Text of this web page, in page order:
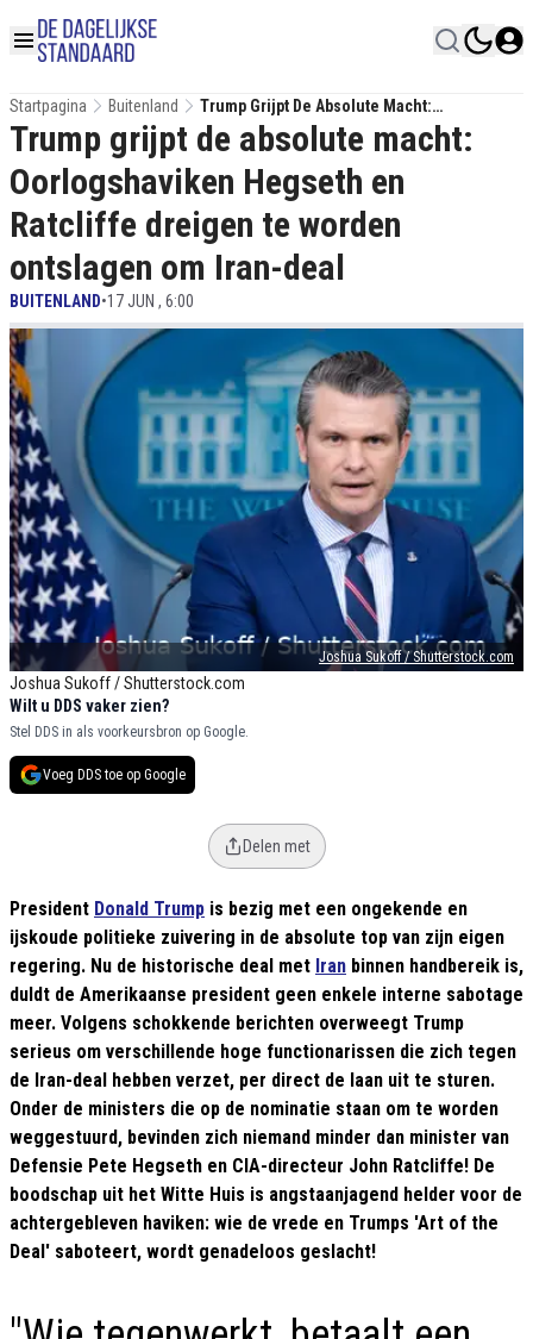
Startpagina Buitenland
Trump Grijpt De Absolute Macht:
Oorlogshaviken Hegseth En Ratcliffe
Dreigen Te Worden Ontslagen Om Iran-Deal
Joshua Sukoff / Shutterstock.com
Joshua Sukoff / Shutterstock.com
Trump grijpt de absolute macht:
Oorlogshaviken Hegseth en
Ratcliffe dreigen te worden
ontslagen om Iran-deal
BUITENLAND•17 JUN , 6:00
Wilt u DDS vaker zien?
Stel DDS in als voorkeursbron op Google.
Voeg DDS toe op Google
Delen met
President Donald Trump is bezig met een ongekende en
ijskoude politieke zuivering in de absolute top van zijn eigen
regering. Nu de historische deal met Iran binnen handbereik is,
duldt de Amerikaanse president geen enkele interne sabotage
meer. Volgens schokkende berichten overweegt Trump
serieus om verschillende hoge functionarissen die zich tegen
de Iran-deal hebben verzet, per direct de laan uit te sturen.
Onder de ministers die op de nominatie staan om te worden
weggestuurd, bevinden zich niemand minder dan minister van
Defensie Pete Hegseth en CIA-directeur John Ratcliffe! De
boodschap uit het Witte Huis is angstaanjagend helder voor de
achtergebleven haviken: wie de vrede en Trumps 'Art of the
Deal' saboteert, wordt genadeloos geslacht!